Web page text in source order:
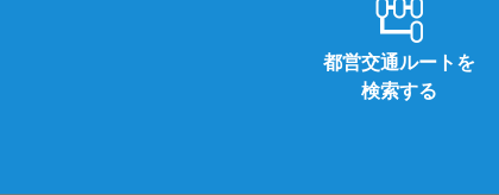
都営交通ルートを
検索する